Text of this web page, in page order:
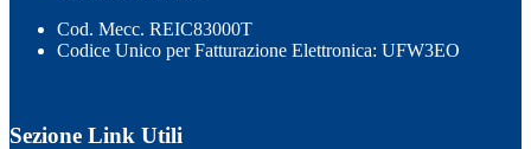
Cod. Mecc. REIC83000T
Codice Unico per Fatturazione Elettronica: UFW3EO
Sezione Link Utili